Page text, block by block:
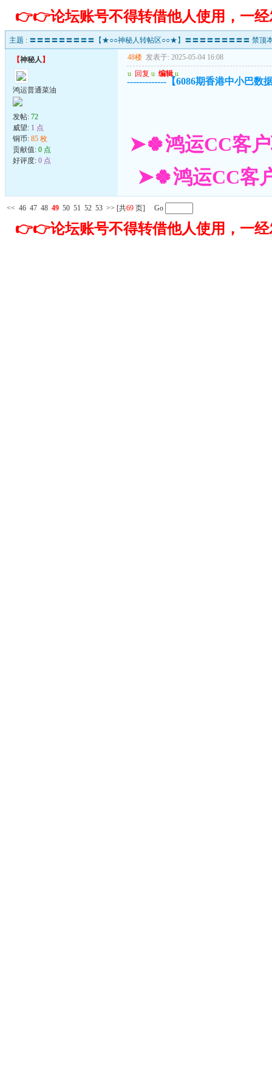
👉👉论坛账号不得转借他人使用，一
主题 : 〓〓〓〓〓〓〓〓〓【★○○神秘人转帖区○○★】〓〓〓〓〓〓〓〓〓 禁顶
【神秘人 】
鸿运普通菜油
发帖: 72
威望: 1 点
铜币: 85 枚
贡献值: 0 点
好评度: 0 点
48楼 发表于: 2025-05-04 16:08
u 回复 u 编辑 u
-------------【6086期香港中小巴数
➤🍀鸿运CC客
➤🍀鸿运CC客
<< 46 47 48 49 50 51 52 53 >> [共69 页] Go
👉👉论坛账号不得转借他人使用，一